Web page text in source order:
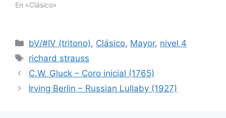
En «Clásico»
Categorías
bV/#IV (tritono), Clásico, Mayor, nivel 4
Etiquetas
richard strauss
C.W. Gluck – Coro inicial (1765)
Irving Berlin – Russian Lullaby (1927)